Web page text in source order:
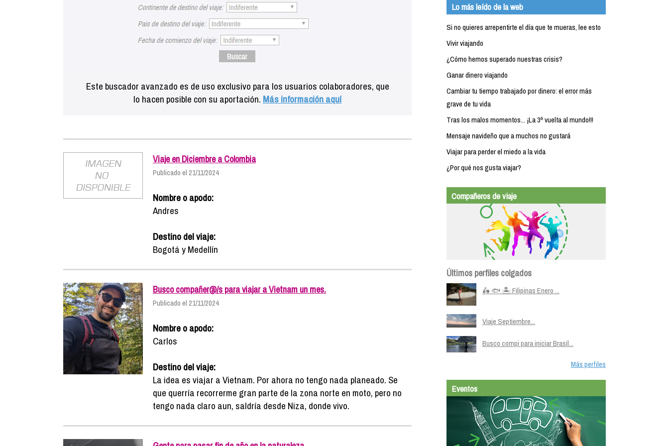
Este buscador avanzado es de uso exclusivo para los usuarios colaboradores, que
lo hacen posible con su aportación. Más información aquí
Viaje en Diciembre a Colombia
Publicado el 21/11/2024
Nombre o apodo:
Andres
Destino del viaje:
Bogotá y Medellín
Busco compañer@/s para viajar a Vietnam un mes.
Publicado el 21/11/2024
Nombre o apodo:
Carlos
Destino del viaje:
La idea es viajar a Vietnam. Por ahora no tengo nada planeado. Se
que querría recorrerme gran parte de la zona norte en moto, pero no
tengo nada claro aun, saldría desde Niza, donde vivo.
Lo más leído de la web
Si no quieres arrepentirte el día que te mueras, lee esto
Vivir viajando
¿Cómo hemos superado nuestras crisis?
Ganar dinero viajando
Cambiar tu tiempo trabajado por dinero: el error más
grave de tu vida
Tras los malos momentos... ¡La 3ª vuelta al mundo!!!
Mensaje navideño que a muchos no gustará
Viajar para perder el miedo a la vida
¿Por qué nos gusta viajar?
Compañeros de viaje
Últimos perfiles colgados
🛵 🐟 🏝️ Filipinas Enero ...
Viaje Septiembre...
Busco compi para iniciar Brasil...
Más perfiles
Eventos